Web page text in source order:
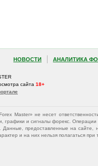
НОВОСТИ АНАЛИТИКА
сайта 18+
Master» не несет
графики и сигналы форекс.
Данные, предоставленные на
и на них нельзя полагаться при